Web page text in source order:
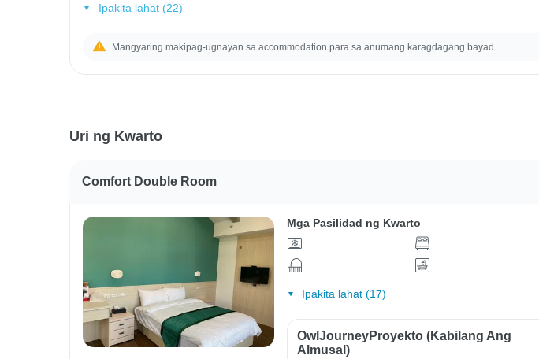
Ipakita lahat (22)
Mangyaring makipag-ugnayan sa accommodation para sa anumang karagdagang bayad.
Uri ng Kwarto
Comfort Double Room
Mga Pasilidad ng Kwarto
Ipakita lahat (17)
OwlJourneyProyekto (Kabilang Ang
Almusal)